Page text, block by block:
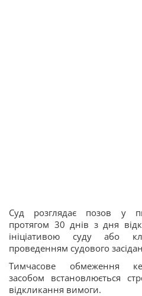
Суд розглядає позов у
протягом 30 днів з дня
ініціативою суду або
проведенням судового
Тимчасове обмеження
засобом встановлюється
відкликання вимоги.